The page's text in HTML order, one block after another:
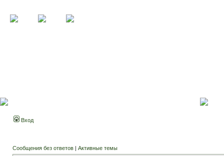
Вход
Сообщения без ответов | Активные темы